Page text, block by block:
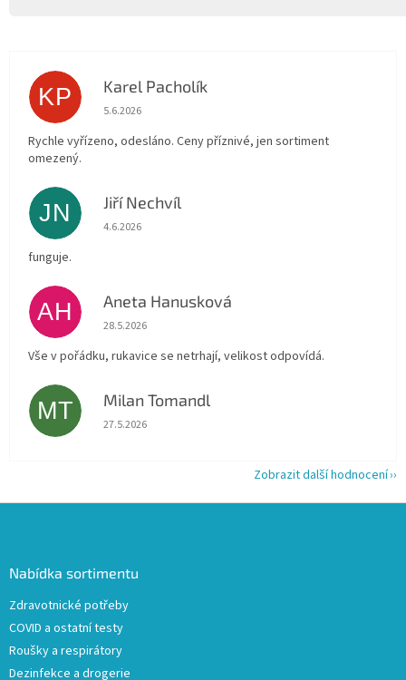
KP Karel Pacholík
Hodnocení obchodu je 4 z 5 hvězdiček.
5.6.2026
Rychle vyřízeno, odesláno. Ceny příznivé, jen sortiment
omezený.
JN Jiří Nechvíl
Hodnocení obchodu je 5 z 5 hvězdiček.
4.6.2026
funguje.
AH Aneta Hanusková
Hodnocení obchodu je 5 z 5 hvězdiček.
28.5.2026
Vše v pořádku, rukavice se netrhají, velikost odpovídá.
MT Milan Tomandl
Hodnocení obchodu je 5 z 5 hvězdiček.
27.5.2026
Zobrazit další hodnocení
Nabídka sortimentu
Zdravotnické potřeby
COVID a ostatní testy
Roušky a respirátory
Dezinfekce a drogerie